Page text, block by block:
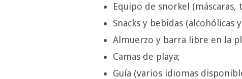
Equipo de snorkel (máscaras,
Snacks y bebidas (alcohólicas
Almuerzo y barra libre en la
Camas de playa;
Guía (varios idiomas